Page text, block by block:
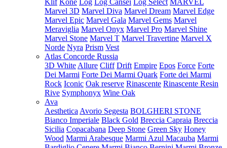
Klif Kone Log Log Cansei Log Select MARVEL
Marvel 3D Marvel Diva Marvel Dream Marvel Edge
Marvel Epic Marvel Gala Marvel Gems Marvel
Meraviglia Marvel Onyx Marvel Pro Marvel Shine
Marvel Stone Marvel T Marvel Travertine Marvel X
Norde Nyra Prism Vest
Atlas Concorde Russia
3D White Allure Cliff Drift Empire Epos Force Forte
Dei Marmi Forte Dei Marmi Quark Forte dei Marmi
Rock Iconic Oak reserve Rinascente Rinascente Resin
Rive Symphonyx Wine Oak
Ava
Aesthetica Avorio Segesta BOLGHERI STONE
Bianco Imperiale Black Gold Breccia Capraia Breccia
Sicilia Copacabana Deep Stone Green Sky Honey
Wood Marmi Arabesque Marmi Azul Macauba Marmi